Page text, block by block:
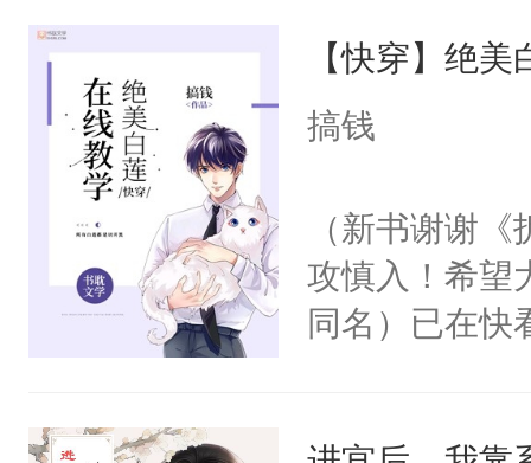
来，给老公
用力——为你
【快穿】绝
搞钱
（新书谢谢
攻慎入！希望
同名）已在快